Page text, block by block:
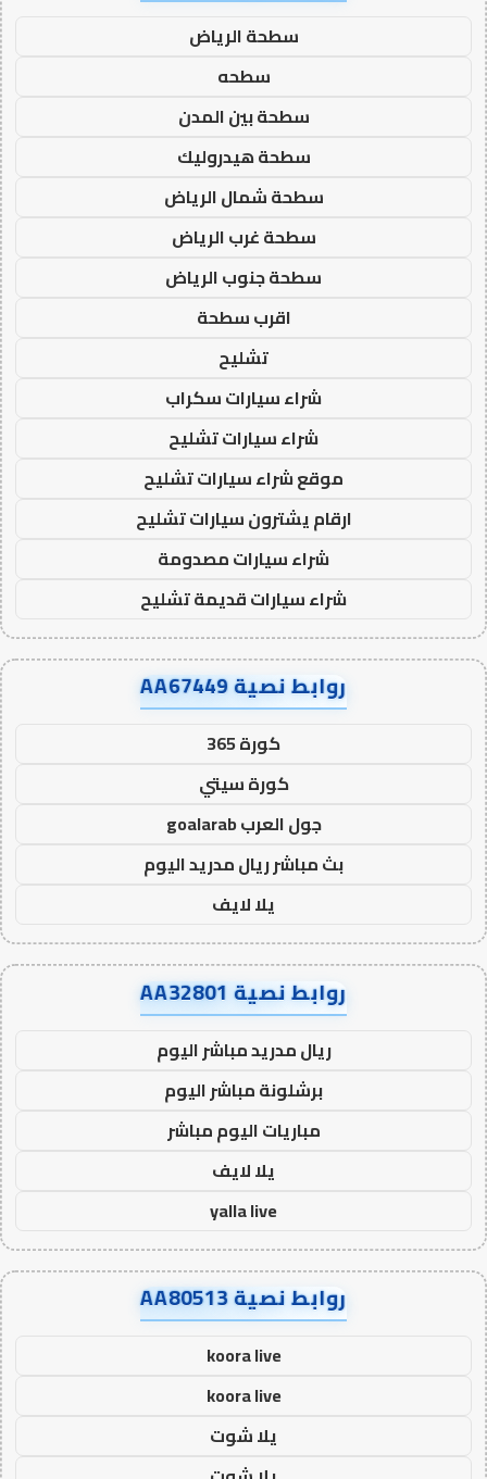
سطحة الرياض
سطحه
سطحة بين المدن
سطحة هيدروليك
سطحة شمال الرياض
سطحة غرب الرياض
سطحة جنوب الرياض
اقرب سطحة
تشليح
شراء سيارات سكراب
شراء سيارات تشليح
موقع شراء سيارات تشليح
ارقام يشترون سيارات تشليح
شراء سيارات مصدومة
شراء سيارات قديمة تشليح
روابط نصية AA67449
كورة 365
كورة سيتي
جول العرب goalarab
بث مباشر ريال مدريد اليوم
يلا لايف
روابط نصية AA32801
ريال مدريد مباشر اليوم
برشلونة مباشر اليوم
مباريات اليوم مباشر
يلا لايف
yalla live
روابط نصية AA80513
koora live
koora live
يلا شوت